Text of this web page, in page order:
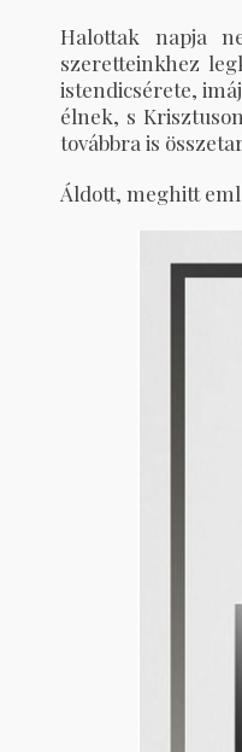
Halottak napja
szeretteinkhez
istendicsérete,
élnek, s
továbbra is
Áldott, meghitt